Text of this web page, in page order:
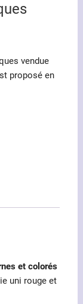
vendue
proposé en
et colorés
uni rouge et